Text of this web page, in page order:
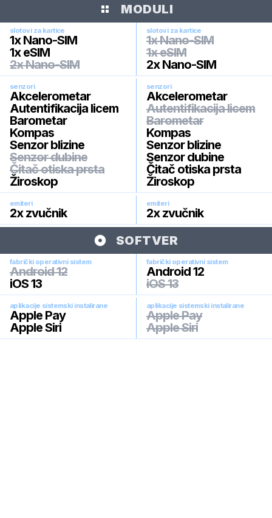
MODULI
slotovi za kartice
1x Nano-SIM
1x eSIM
2x Nano-SIM
slotovi za kartice
1x Nano-SIM
1x eSIM
2x Nano-SIM
senzori
Akcelerometar
Autentifikacija licem
Barometar
Kompas
Senzor blizine
Senzor dubine
Čitač otiska prsta
Žiroskop
senzori
Akcelerometar
Autentifikacija licem
Barometar
Kompas
Senzor blizine
Senzor dubine
Čitač otiska prsta
Žiroskop
emiteri
2x zvučnik
emiteri
2x zvučnik
SOFTVER
fabrički operativni sistem
Android 12
iOS 13
fabrički operativni sistem
Android 12
iOS 13
aplikacije sistemski instalirane
Apple Pay
Apple Siri
aplikacije sistemski instalirane
Apple Pay
Apple Siri